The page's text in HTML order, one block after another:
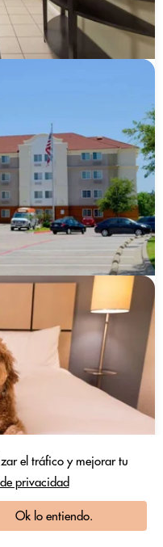
el tráfico y mejorar tu
privacidad
Ok lo entiendo.